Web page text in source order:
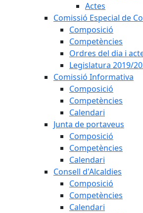
Actes
Comissió Especial de
Composició
Competències
Ordres del dia i
Legislatura 2019/
Comissió Informativa
Composició
Competències
Calendari
Junta de portaveus
Composició
Competències
Calendari
Consell d'Alcaldies
Composició
Competències
Calendari